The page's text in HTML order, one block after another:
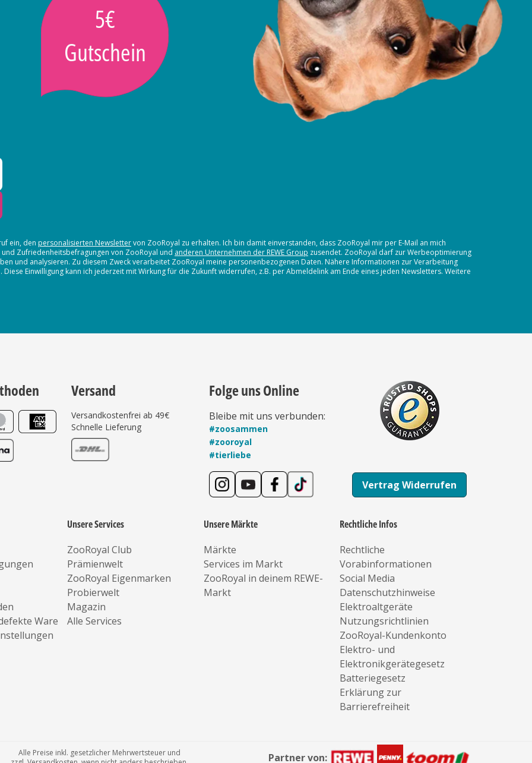
5€
Gutschein
ein, den personalisierten Newslettervon ZooRoyal zu erhalten. Ich bin damit einverstanden, dass ZooRoyal mir per E-Mail an mich
Zufriedenheitsbefragungen von ZooRoyal und anderen Unternehmen der REWE Group zusendet. ZooRoyal darf zur Werbeoptimierung
und analysieren. Zu diesem Zweck verarbeitet ZooRoyal meine personenbezogenen Daten. Nähere Informationen zur Verarbeitung
Einwilligung kann ich jederzeit mit Wirkung für die Zukunft widerrufen, z.B. per Abmeldelink am Ende eines jeden Newsletters. Weitere
Versand
Versandkostenfrei ab 49€
Schnelle Lieferung
Folge uns Online
Bleibe mit uns verbunden:
#zoosammen
#zooroyal
#tierliebe
Vertrag Widerrufen
Ware
Unsere Services
ZooRoyal Club
Prämienwelt
ZooRoyal Eigenmarken
Probierwelt
Magazin
Alle Services
Unsere Märkte
Märkte
Services im Markt
ZooRoyal in deinem REWE-
Markt
Rechtliche Infos
Rechtliche
Vorabinformationen
Social Media
Datenschutzhinweise
Elektroaltgeräte
Nutzungsrichtlinien
ZooRoyal-Kundenkonto
Elektro- und
Elektronikgerätegesetz
Batteriegesetz
Erklärung zur
Barrierefreiheit
Alle Preise inkl. gesetzlicher Mehrwertsteuer und
Partner von: